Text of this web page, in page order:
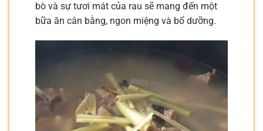
bò và sự tươi mát của rau sẽ mang đến một
bữa ăn cân bằng, ngon miệng và bổ dưỡng.